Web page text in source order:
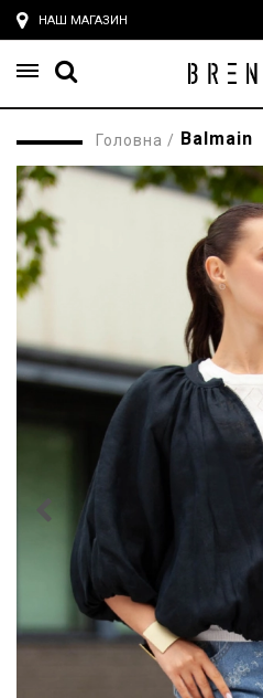
НАШ МАГАЗИН
Головна / Balmain